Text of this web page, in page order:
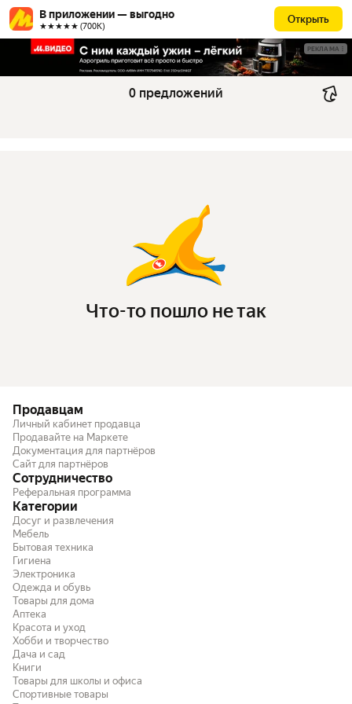
В приложении — выгодно
★★★★★ (700К)
Открыть
РЕКЛАМА
0 предложений
Что-то пошло не так
Продавцам
Личный кабинет продавца
Продавайте на Маркете
Документация для партнёров
Сайт для партнёров
Сотрудничество
Реферальная программа
Категории
Досуг и развлечения
Мебель
Бытовая техника
Гигиена
Электроника
Одежда и обувь
Товары для дома
Аптека
Красота и уход
Хобби и творчество
Дача и сад
Книги
Товары для школы и офиса
Спортивные товары